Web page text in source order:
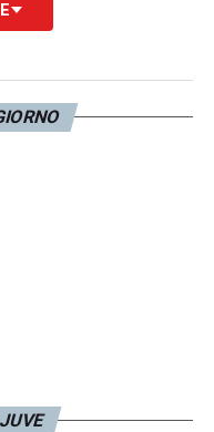
preso in
ha fatto le sue
vuole entrare a